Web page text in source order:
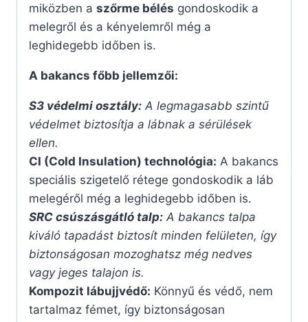
miközben a szőrme bélés gondoskodik a
melegről és a kényelemről még a
leghidegebb időben is.
A bakancs főbb jellemzői:
S3 védelmi osztály: A legmagasabb szintű
védelmet biztosítja a lábnak a sérülések
ellen.
CI (Cold Insulation) technológia: A bakancs
speciális szigetelő rétege gondoskodik a láb
melegéről még a leghidegebb időben is.
SRC csúszásgátló talp: A bakancs talpa
kiváló tapadást biztosít minden felületen, így
biztonságosan mozoghatsz még nedves
vagy jeges talajon is.
Kompozit lábujjvédő: Könnyű és védő, nem
tartalmaz fémet, így biztonságosan